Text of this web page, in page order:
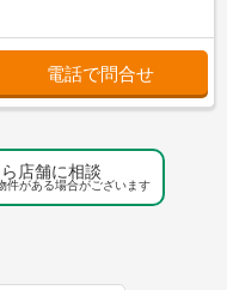
電話で問合せ
店舗に相談
件がある場合がございます